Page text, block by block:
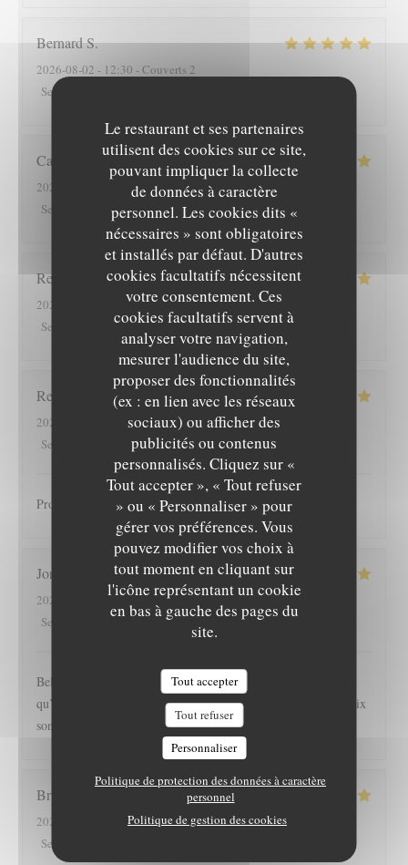
Le restaurant et ses partenaires
utilisent des cookies sur ce site,
pouvant impliquer la collecte
de données à caractère
personnel. Les cookies dits «
nécessaires » sont obligatoires
et installés par défaut. D'autres
cookies facultatifs nécessitent
votre consentement. Ces
cookies facultatifs servent à
analyser votre navigation,
mesurer l'audience du site,
proposer des fonctionnalités
(ex : en lien avec les réseaux
sociaux) ou afficher des
publicités ou contenus
personnalisés. Cliquez sur «
Tout accepter », « Tout refuser
» ou « Personnaliser » pour
gérer vos préférences. Vous
pouvez modifier vos choix à
tout moment en cliquant sur
l'icône représentant un cookie
en bas à gauche des pages du
site.
Tout accepter
Tout refuser
Personnaliser
Politique de protection des données à caractère
personnel
Politique de gestion des cookies
BernardS
2026-08-02 - 12:30 - Couverts 2
Service
Cathy
2026-08-03
- 12:00 - Couverts 2
Service
Ambiance:5 /5 Cuisine: 5/5 Qualité / Prix
Rene
2026-08-02
- 19:00 - Couverts 4
Service
Ambiance: 4/5 Cuisine: 4/5 Qualité / Prix
Regine
2026-07-31
- 20:15 - Couverts 2
Service
Ambiance:5/5 Cuisine:5/5 Qualité / Prix
Produits très bons, accueil chaleureux. A recommander !
Joris
2026-07-26
- 18:45 - Couverts 3
Service
Ambiance: 5/5 Cuisine: 5 /5 Qualité / Prix
Belle endroit, calme et chaleureux. Les serveuses sont plus
qu’agréable et souriante. Nous y avons très bien mangé, les prix
sont raisonnable pour la qualité des plats, nous reviendrons
Bruno
2026-07-26
- 19:00 - Couverts 4
Service